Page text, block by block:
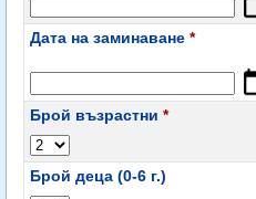
Дата на заминаване *
Брой възрастни *
Брой деца (0-6 г.)